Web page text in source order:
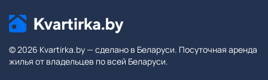
Ballgame (2 мяча на резинках, прикрепленные к
палочкам);
Фрескобол (пляжный теннис);
Лимбо (проход под палкой, прогнувшись назад);
© 2026 Kvartirka.by — сделано в Беларуси. Посуточная аренда
жилья от владельцев по всей Беларуси.